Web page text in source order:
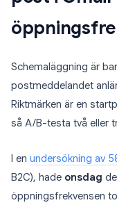
Schemaläggning är
postmeddelandet
Riktmärken är en
så A/B-testa två eller
I en undersökning av
B2C), hade onsdag
öppningsfrekvensen